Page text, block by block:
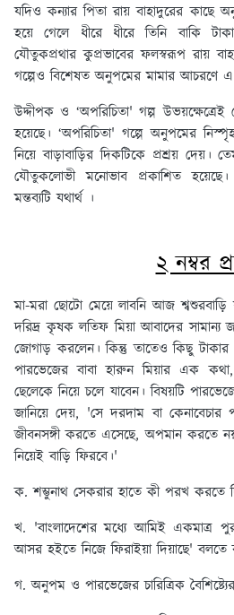
যদিও কন্যার পিতা রায় বাহাদুরের কাছে
হয়ে গেলে ধীরে ধীরে তিনি বাকি
যৌতুকপ্রথার কুপ্রভাবের ফলস্বরূপ রায়
গল্পেও বিশেষত অনুপমের মামার আচরণে এ
উদ্দীপক ও ‘অপরিচিতা' গল্প উভয়ক্ষেত্রেই
হয়েছে। ‘অপরিচিতা' গল্পে অনুপমের
নিয়ে বাড়াবাড়ির দিকটিকে প্রশ্রয় দেয়।
যৌতুকলোভী মনোভাব প্রকাশিত হয়েছে।
মন্তব্যটি যথার্থ ।
২ নম্বর
মা-মরা ছোটো মেয়ে লাবনি আজ
দরিদ্র কৃষক লতিফ মিয়া আবাদের সামান্য
জোগাড় করলেন। কিন্তু তাতেও কিছু
পারভেজের বাবা হারুন মিয়ার এক
ছেলেকে নিয়ে চলে যাবেন। বিষয়টি
জানিয়ে দেয়, 'সে দরদাম বা
জীবনসঙ্গী করতে এসেছে, অপমান করতে
নিয়েই বাড়ি ফিরবে।'
ক. শম্ভুনাথ সেকরার হাতে কী পরখ করতে
খ. 'বাংলাদেশের মধ্যে আমিই একমাত্র
আসর হইতে নিজে ফিরাইয়া দিয়াছে' বলতে
গ. অনুপম ও পারভেজের চারিত্রিক